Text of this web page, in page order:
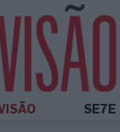
SE7E